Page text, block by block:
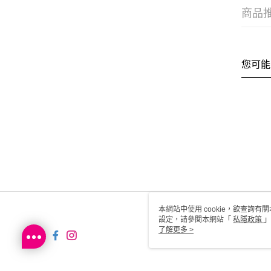
商品
您可
本網站中使用 cookie，欲查詢有
設定，請參閱本網站「 私隱政策
用 cookie。
了解更多 >